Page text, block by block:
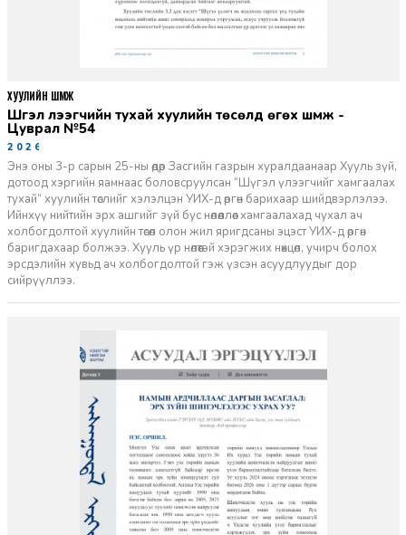
Шүгэл үлээгчийн тухай хуулийн төсөлд өгөх шүүмж -
Цуврал №54
2026-07-27
Энэ оны 3-р сарын 25-ны өдөр Засгийн газрын хуралдаанаар Хууль зүй,
дотоод хэргийн яамнаас боловсруулсан “Шүгэл үлээгчийг хамгаалах
тухай” хуулийн төслийг хэлэлцэн УИХ-д өргөн барихаар шийдвэрлэлээ.
Ийнхүү нийтийн эрх ашгийг зүй бус нөлөөллөөс хамгаалахад чухал ач
холбогдолтой хуулийн төсөл олон жил яригдсаны эцэст УИХ-д өргөн
баригдахаар болжээ. Хууль үр нөлөөтэй хэрэгжих нөхцөл, учирч болох
эрсдэлийн хувьд ач холбогдолтой гэж үзсэн асуудлуудыг дор
сийрүүллээ.
ХУУЛИЙН ШҮҮМЖ